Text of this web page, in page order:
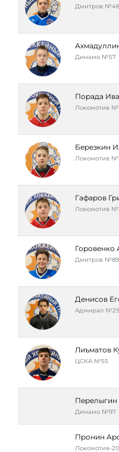
Дмитров №48
Динамо №57
Порада
Локомотив
Березкин
Локомотив
Гафаров
Локомотив
Горовенко
Дмитров №89
Денисов
Адмирал №29
Лиъматов
ЦСКА №55
Перелыгин
Динамо №97
Пронин
Локомотив-